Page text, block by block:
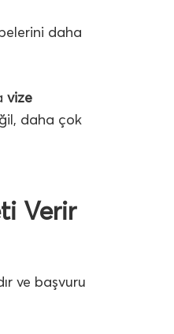
daha
vize
daha çok
Verir
ve başvuru